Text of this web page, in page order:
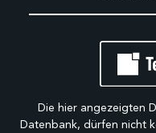
Die hier angezeigten
Datenbank, dürfen nicht